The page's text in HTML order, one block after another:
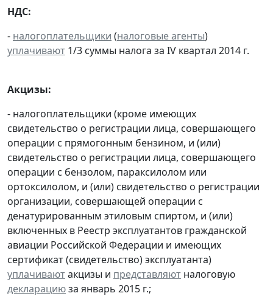
НДС:
- налогоплательщики (налоговые агенты)
уплачивают 1/3 суммы налога за IV квартал 2014 г.
Акцизы:
- налогоплательщики (кроме имеющих
свидетельство о регистрации лица, совершающего
операции с прямогонным бензином, и (или)
свидетельство о регистрации лица, совершающего
операции с бензолом, параксилолом или
ортоксилолом, и (или) свидетельство о регистрации
организации, совершающей операции с
денатурированным этиловым спиртом, и (или)
включенных в Реестр эксплуатантов гражданской
авиации Российской Федерации и имеющих
сертификат (свидетельство) эксплуатанта)
уплачиваютакцизы и представляют налоговую
декларациюза январь 2015 г.;